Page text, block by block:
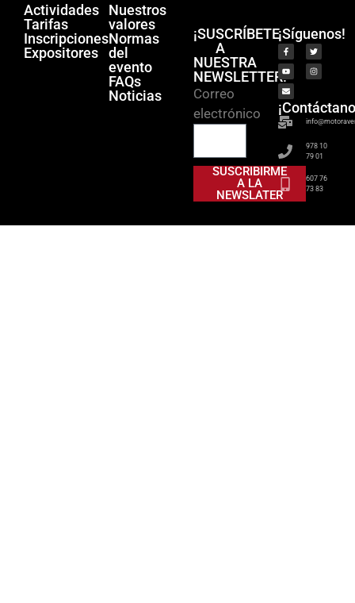
Actividades
Tarifas
Inscripciones
Expositores
Nuestros
valores
Normas
del
evento
FAQs
Noticias
¡SUSCRÍBETE
A
NUESTRA
NEWSLETTER!
Correo
electrónico
SUSCRIBIRME
A LA
NEWSLATER
¡Síguenos!
978 10
79 01
607 76
73 83